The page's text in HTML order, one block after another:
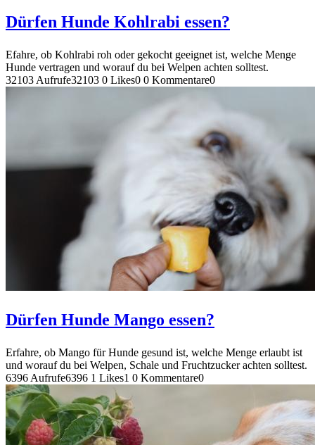
Dürfen Hunde Kohlrabi essen?
Efahre, ob Kohlrabi roh oder gekocht geeignet ist, welche Menge
Hunde vertragen und worauf du bei Welpen achten solltest.
32103 Aufrufe32103 0 Likes0 0 Kommentare0
Dürfen Hunde Mango essen?
Erfahre, ob Mango für Hunde gesund ist, welche Menge erlaubt ist
und worauf du bei Welpen, Schale und Fruchtzucker achten solltest.
6396 Aufrufe6396 1 Likes1 0 Kommentare0